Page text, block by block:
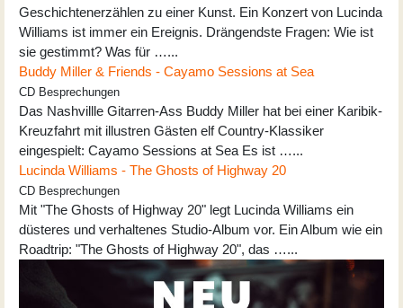
Geschichtenerzählen zu einer Kunst. Ein Konzert von Lucinda
Williams ist immer ein Ereignis. Drängendste Fragen: Wie ist
sie gestimmt? Was für …...
Buddy Miller & Friends - Cayamo Sessions at Sea
CD Besprechungen
Das Nashvillle Gitarren-Ass Buddy Miller hat bei einer Karibik-
Kreuzfahrt mit illustren Gästen elf Country-Klassiker
eingespielt: Cayamo Sessions at Sea Es ist …...
Lucinda Williams - The Ghosts of Highway 20
CD Besprechungen
Mit "The Ghosts of Highway 20" legt Lucinda Williams ein
düsteres und verhaltenes Studio-Album vor. Ein Album wie ein
Roadtrip: "The Ghosts of Highway 20", das …...